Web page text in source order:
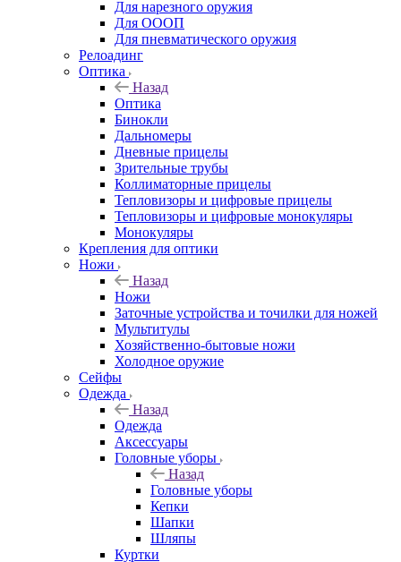
Для нарезного оружия
Для ОООП
Для пневматического оружия
Релоадинг
Оптика
Назад
Оптика
Бинокли
Дальномеры
Дневные прицелы
Зрительные трубы
Коллиматорные прицелы
Тепловизоры и цифровые прицелы
Тепловизоры и цифровые монокуляры
Монокуляры
Крепления для оптики
Ножи
Назад
Ножи
Заточные устройства и точилки для ножей
Мультитулы
Хозяйственно-бытовые ножи
Холодное оружие
Сейфы
Одежда
Назад
Одежда
Аксессуары
Головные уборы
Назад
Головные уборы
Кепки
Шапки
Шляпы
Куртки